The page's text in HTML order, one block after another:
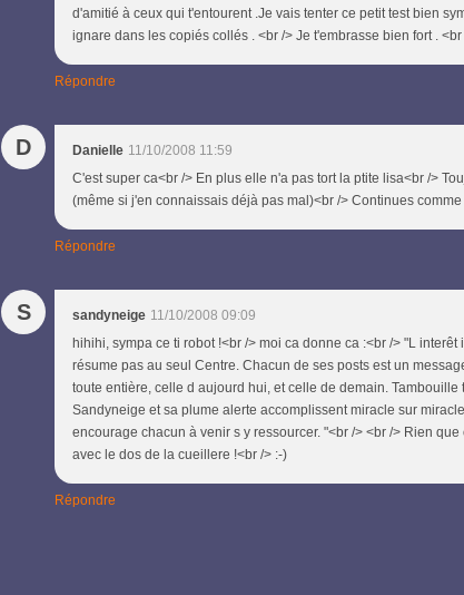
d'amitié à ceux qui t'entourent .Je vais tenter ce petit test bien
ignare dans les copiés collés . <br /> Je t'embrasse bien fort .
Répondre
D Danielle 11/10/2008 11:59
C'est super ca<br /> En plus elle n'a pas tort la ptite lisa<br />
(même si j'en connaissais déjà pas mal)<br /> Continues
Répondre
S sandyneige 11/10/2008 09:09
hihihi, sympa ce ti robot !<br /> moi ca donne ca :<br /> "L
résume pas au seul Centre. Chacun de ses posts est un
toute entière, celle d aujourd hui, et celle de demain. Tambouille
Sandyneige et sa plume alerte accomplissent miracle sur
encourage chacun à venir s y ressourcer. "<br /> <br /> Rien
avec le dos de la cueillere !<br /> :-)
Répondre